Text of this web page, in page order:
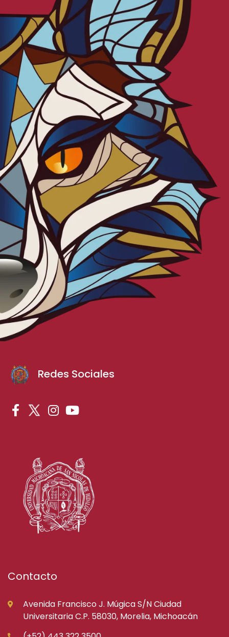
Redes Sociales
Contacto
Avenida Francisco J. Múgica S/N Ciudad
Universitaria C.P. 58030, Morelia, Michoacán